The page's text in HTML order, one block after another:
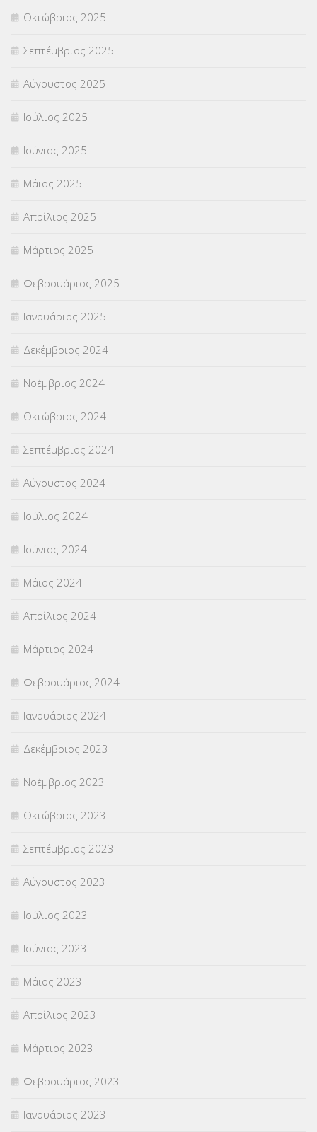
Οκτώβριος 2025
Σεπτέμβριος 2025
Αύγουστος 2025
Ιούλιος 2025
Ιούνιος 2025
Μάιος 2025
Απρίλιος 2025
Μάρτιος 2025
Φεβρουάριος 2025
Ιανουάριος 2025
Δεκέμβριος 2024
Νοέμβριος 2024
Οκτώβριος 2024
Σεπτέμβριος 2024
Αύγουστος 2024
Ιούλιος 2024
Ιούνιος 2024
Μάιος 2024
Απρίλιος 2024
Μάρτιος 2024
Φεβρουάριος 2024
Ιανουάριος 2024
Δεκέμβριος 2023
Νοέμβριος 2023
Οκτώβριος 2023
Σεπτέμβριος 2023
Αύγουστος 2023
Ιούλιος 2023
Ιούνιος 2023
Μάιος 2023
Απρίλιος 2023
Μάρτιος 2023
Φεβρουάριος 2023
Ιανουάριος 2023